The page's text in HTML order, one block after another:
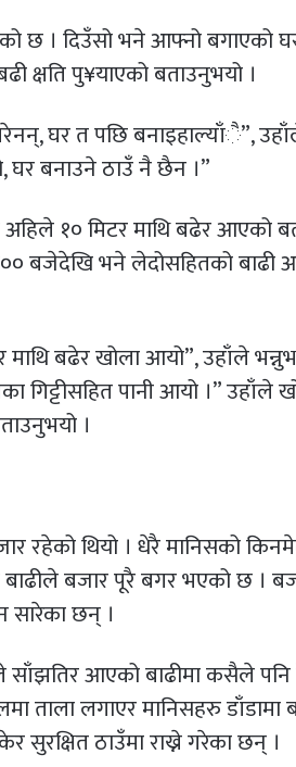
छ । दिउँसो भने आफ्नो बगाएको
क्षति पु¥याएको बताउनुभयो ।
घर त पछि बनाइहाल्याँै”,
घर बनाउने ठाउँ नै छैन ।”
अहिले १० मिटर माथि बढेर आएको
बजेदेखि भने लेदोसहितको बाढी
बढेर खोला आयो”, उहाँले
गिट्टीसहित पानी आयो ।” उहाँले
।
रहेको थियो । धेरै मानिसको
बजार पूरै बगर भएको छ ।
छन् ।
साँझतिर आएको बाढीमा कसैले
ताला लगाएर मानिसहरु
सुरक्षित ठाउँमा राख्ने गरेका छन् ।